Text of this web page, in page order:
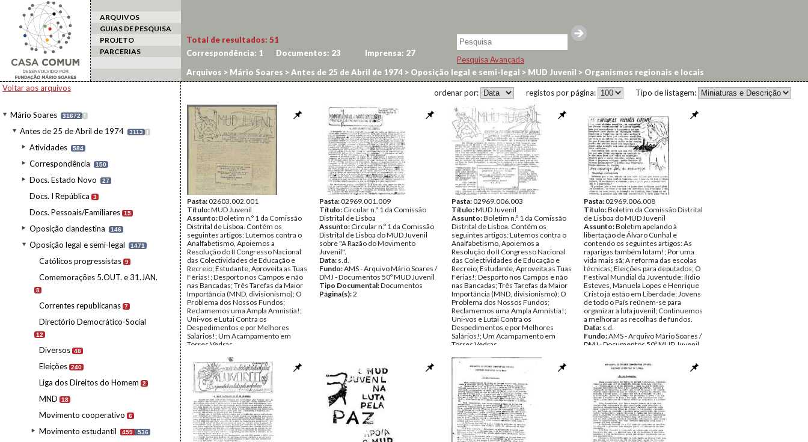
ARQUIVOS
GUIAS DE PESQUISA
PROJETO
PARCERIAS
Pesquisa Avançada
Voltar aos arquivos
Mário Soares 31672 I
Antes de 25 de Abril de 1974 3113 I
Atividades 584
Correspondência 150
Docs. Estado Novo 27
Docs. I República 3
Docs. Pessoais/Familiares 15
Oposição clandestina 146
Oposição legal e semi-legal 1471
Católicos progressistas 9
Comemorações 5.OUT. e 31.JAN.
8
Correntes republicanas 7
Directório Democrático-Social
12
Diversos 48
Eleições 240
Liga dos Direitos do Homem 2
MND 18
Movimento cooperativo 6
Movimento estudantil 459 536
Total de resultados: 51
Correspondência: 1 Documentos: 23 Imprensa: 27
Arquivos > Mário Soares >Antes de 25 de Abril de 1974 > Oposição legal e semi-legal > MUD Juvenil > Organismos regionais e locais
Tipo de listagem:
registos por página:
ordenar por:
Pasta:02603.002.001
Título:MUD Juvenil
Assunto:Boletim n.º 1 da Comissão
Distrital de Lisboa. Contém os
seguintes artigos: Lutemos contra o
Analfabetismo, Apoiemos a
Resolução do II Congresso Nacional
das Colectividades de Educação e
Recreio; Estudante, Aproveita as Tuas
Férias!; Desporto nos Campos e não
nas Bancadas; Três Tarefas da Maior
Importância (MND, divisionismo); O
Problema dos Nossos Fundos;
Reclamemos uma Ampla Amnistia!;
Uni-vos e Lutai Contra os
Despedimentos e por Melhores
Salários!; Um Acampamento em
Torres Vedras.
Data:s.d.
Fundo:AMS - Arquivo Mário Soares /
DMJ - Documentos 50º MUD Juvenil
Tipo Documental:IMPRENSA
Página(s):4
Pasta:02969.001.009
Título: Circular n.º 1 da Comissão
Distrital de Lisboa
Assunto: Circular n.º 1 da Comissão
Distrital de Lisboa do MUD Juvenil
sobre "A Razão do Movimento
Juvenil".
Data: s.d.
Fundo:AMS - Arquivo Mário Soares /
DMJ - Documentos 50º MUD Juvenil
Tipo Documental:Documentos
Página(s):2
Pasta:02969.006.003
Título:MUD Juvenil
Assunto:Boletim n.º 1 da Comissão
Distrital de Lisboa. Contém os
seguintes artigos: Lutemos contra o
Analfabetismo, Apoiemos a
Resolução do II Congresso Nacional
das Colectividades de Educação e
Recreio; Estudante, Aproveita as Tuas
Férias!; Desporto nos Campos e não
nas Bancadas; Três Tarefas da Maior
Importância (MND, divisionismo); O
Problema dos Nossos Fundos;
Reclamemos uma Ampla Amnistia!;
Uni-vos e Lutai Contra os
Despedimentos e por Melhores
Salários!; Um Acampamento em
Torres Vedras.
Data:s.d.
Fundo:AMS - Arquivo Mário Soares /
DMJ - Documentos 50º MUD Juvenil
Tipo Documental:IMPRENSA
Página(s):4
Pasta:02969.006.008
Título:Boletim da Comissão Distrital
de Lisboa do MUD Juvenil
Assunto:Boletim apelando à
libertação de Álvaro Cunhal e
contendo os seguintes artigos: As
raparigas também lutam!; Por uma
vida mais sã; A reforma das escolas
técnicas; Eleições para deputados; O
Festival Mundial da Juventude; Ilídio
Esteves, Manuela Lopes e Henrique
Cristo já estão em Liberdade; Jovens
de todo o País reúnem-se para
organizar a luta juvenil; Continuemos
a melhorar as recolhas de fundos.
Data: s.d.
Fundo:AMS - Arquivo Mário Soares /
DMJ - Documentos 50º MUD Juvenil
Página(s):3